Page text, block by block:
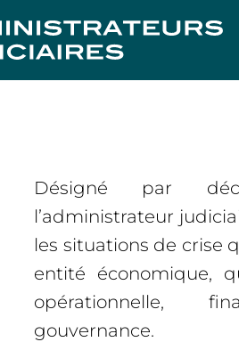
Désigné par
l’administrateur
les situations de crise
entité économique,
opérationnelle,
gouvernance.